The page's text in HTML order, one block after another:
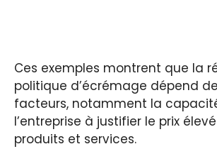
Ces exemples montrent que la
politique d’écrémage dépend
facteurs, notamment la
l’entreprise à justifier le prix
produits et services.